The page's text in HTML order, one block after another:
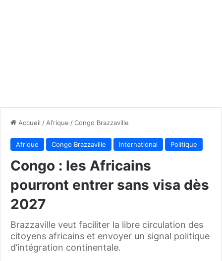
Accueil / Afrique /Congo Brazzaville
Afrique Congo Brazzaville International Politique
Congo : les Africains
pourront entrer sans visa dès
2027
Brazzaville veut faciliter la libre circulation des
citoyens africains et envoyer un signal politique
d’intégration continentale.